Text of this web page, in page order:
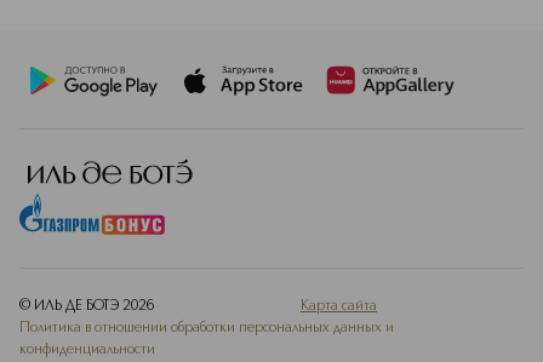
© ИЛЬ ДЕ БОТЭ 2026
Карта сайта
Политика в отношении обработки персональных данных и
конфиденциальности